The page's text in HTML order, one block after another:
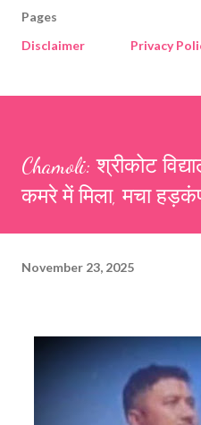
Pages
Disclaimer
Privacy
Chamoli: श्रीकोट
कमरे में मिला, मचा
November 23, 2025